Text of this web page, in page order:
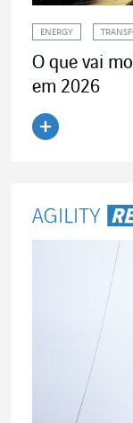
ENERGY
O que vai
em 2026